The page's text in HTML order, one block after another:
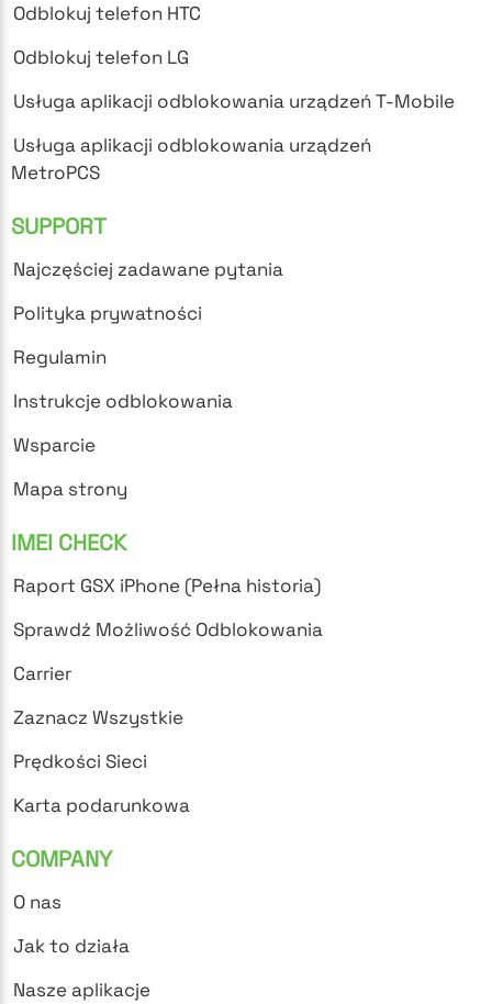
Odblokuj telefon HTC
Odblokuj telefon LG
Usługa aplikacji odblokowania urządzeń T-Mobile
Usługa aplikacji odblokowania urządzeń
MetroPCS
SUPPORT
Najczęściej zadawane pytania
Polityka prywatności
Regulamin
Instrukcje odblokowania
Wsparcie
Mapa strony
IMEI CHECK
Raport GSX iPhone (Pełna historia)
Sprawdź Możliwość Odblokowania
Carrier
Zaznacz Wszystkie
Prędkości Sieci
Karta podarunkowa
COMPANY
O nas
Jak to działa
Nasze aplikacje